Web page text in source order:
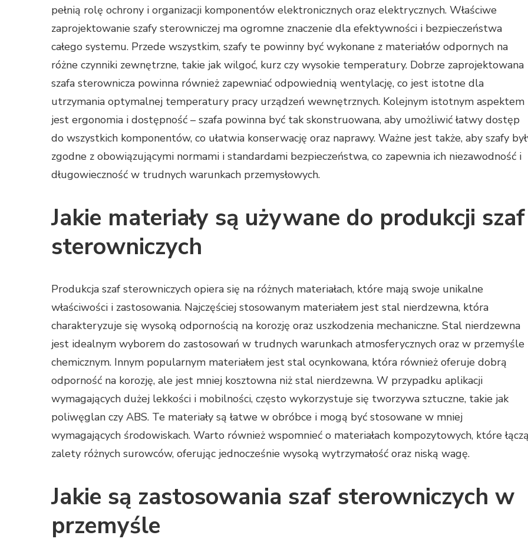
pełnią rolę ochrony i organizacji komponentów elektronicznych oraz elektrycznych. Właściwe
zaprojektowanie szafy sterowniczej ma ogromne znaczenie dla efektywności i bezpieczeństwa
całego systemu. Przede wszystkim, szafy te powinny być wykonane z materiałów odpornych na
różne czynniki zewnętrzne, takie jak wilgoć, kurz czy wysokie temperatury. Dobrze zaprojektowana
szafa sterownicza powinna również zapewniać odpowiednią wentylację, co jest istotne dla
utrzymania optymalnej temperatury pracy urządzeń wewnętrznych. Kolejnym istotnym aspektem
jest ergonomia i dostępność – szafa powinna być tak skonstruowana, aby umożliwić łatwy dostęp
do wszystkich komponentów, co ułatwia konserwację oraz naprawy. Ważne jest także, aby szafy
zgodne z obowiązującymi normami i standardami bezpieczeństwa, co zapewnia ich niezawodność i
długowieczność w trudnych warunkach przemysłowych.
Jakie materiały są używane do produkcji szaf
sterowniczych
Produkcja szaf sterowniczych opiera się na różnych materiałach, które mają swoje unikalne
właściwości i zastosowania. Najczęściej stosowanym materiałem jest stal nierdzewna, która
charakteryzuje się wysoką odpornością na korozję oraz uszkodzenia mechaniczne. Stal nierdzewna
jest idealnym wyborem do zastosowań w trudnych warunkach atmosferycznych oraz w przemyśle
chemicznym. Innym popularnym materiałem jest stal ocynkowana, która również oferuje dobrą
odporność na korozję, ale jest mniej kosztowna niż stal nierdzewna. W przypadku aplikacji
wymagających dużej lekkości i mobilności, często wykorzystuje się tworzywa sztuczne, takie jak
poliwęglan czy ABS. Te materiały są łatwe w obróbce i mogą być stosowane w mniej
wymagających środowiskach. Warto również wspomnieć o materiałach kompozytowych, które
zalety różnych surowców, oferując jednocześnie wysoką wytrzymałość oraz niską wagę.
Jakie są zastosowania szaf sterowniczych w
przemyśle